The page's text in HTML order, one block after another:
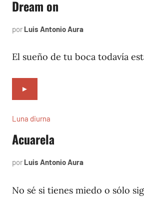
Dream on
por Luis Antonio Aura
2002
El sueño de tu boca todavía
►
Luna diurna
Acuarela
por Luis Antonio Aura
2002
No sé si tienes miedo o sólo